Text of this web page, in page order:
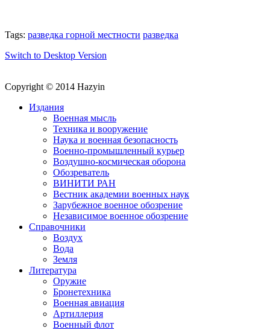
Tags: разведка горной местности разведка
Switch to Desktop Version
Copyright © 2014 Hazyin
Издания
Военная мысль
Техника и вооружение
Наука и военная безопасность
Военно-промышленный курьер
Воздушно-космическая оборона
Обозреватель
ВИНИТИ РАН
Вестник академии военных наук
Зарубежное военное обозрение
Независимое военное обозрение
Справочники
Воздух
Вода
Земля
Литература
Оружие
Бронетехника
Военная авиация
Артиллерия
Военный флот